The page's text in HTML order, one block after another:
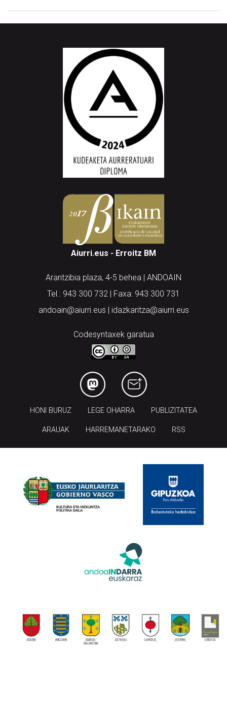
Aiurri.eus - Erroitz BM
Arantzibia plaza, 4-5 behea | ANDOAIN
Tel.: 943 300 732 | Faxa: 943 300 731
andoain@aiurri.eus | idazkaritza@aiurri.eus
Codesyntaxek garatua
HONI BURUZ LEGE OHARRA PUBLIZITATEA
ARAUAK HARREMANETARAKO RSS